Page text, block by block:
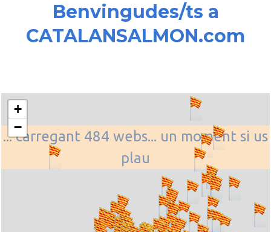
Benvingudes/ts a
CATALANSALMON.com
... carregant 484 webs... un moment si us
plau
+
−